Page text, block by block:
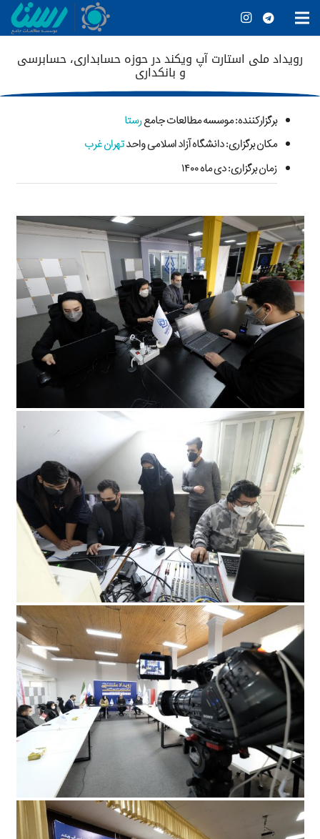
رویداد ملی استارت آپ ویکند در حوزه حسابداری، حسابرسی
و بانکداری
برگزارکننده: موسسه مطالعات جامعرستا
مکان برگزاری: دانشگاه آزاد اسلامی واحدتهران غرب
زمان برگزاری: دی ماه ۱۴۰۰